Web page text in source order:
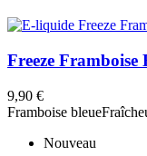
Freeze Framboise
9,90 €
Framboise bleue
Nouveau